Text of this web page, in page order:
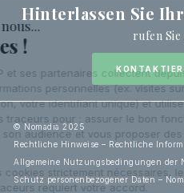
Hinterlassen Sie
rufen
© Nomadia 2025
Rechtliche Hinweise – Rechtliche
Allgemeine Nutzungsbedingungen der
Schutz personenbezogener Daten –